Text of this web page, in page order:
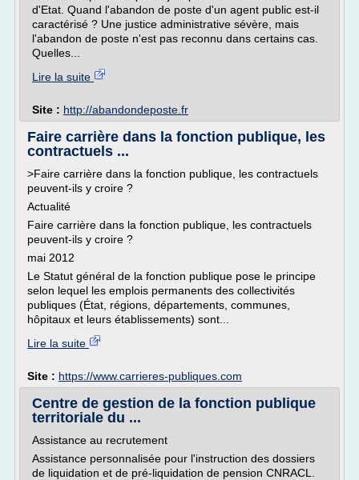
d'Etat. Quand l'abandon de poste d'un agent public est-il
caractérisé ? Une justice administrative sévère, mais
l'abandon de poste n'est pas reconnu dans certains cas.
Quelles...
Lire la suite
Site : http://abandondeposte.fr
Faire carrière dans la fonction publique, les
contractuels ...
>Faire carrière dans la fonction publique, les contractuels
peuvent-ils y croire ?
Actualité
Faire carrière dans la fonction publique, les contractuels
peuvent-ils y croire ?
mai 2012
Le Statut général de la fonction publique pose le principe
selon lequel les emplois permanents des collectivités
publiques (État, régions, départements, communes,
hôpitaux et leurs établissements) sont...
Lire la suite
Site : https://www.carrieres-publiques.com
Centre de gestion de la fonction publique
territoriale du ...
Assistance au recrutement
Assistance personnalisée pour l'instruction des dossiers
de liquidation et de pré-liquidation de pension CNRACL.